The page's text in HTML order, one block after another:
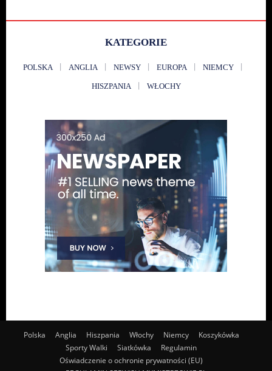
KATEGORIE
POLSKA ANGLIA NEWSY EUROPA NIEMCY
HISZPANIA WŁOCHY
Polska Anglia Hiszpania Włochy Niemcy
Koszykówka
Sporty Walki
Siatkówka
Regulamin
Oświadczenie o ochronie prywatności (EU)